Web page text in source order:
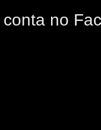
no